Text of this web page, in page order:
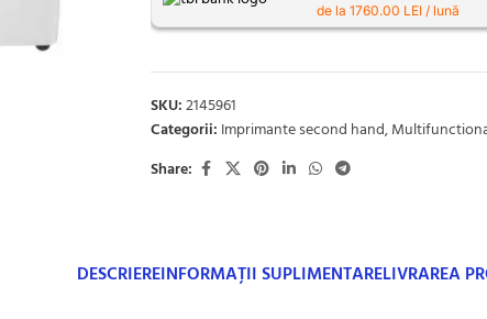
de la 1760.00 LEI / lună
SKU:2145961
Categorii: Imprimante second hand,
Share:
DESCRIEREINFORMAȚII SUPLIMENTARELIVRAREA